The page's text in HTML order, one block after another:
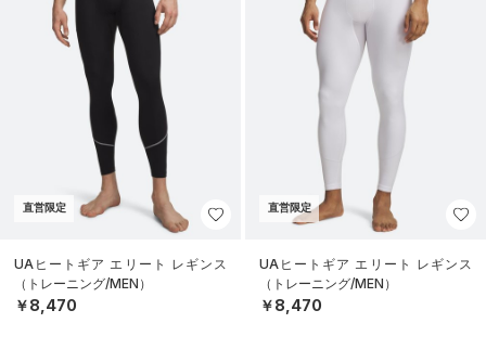
直営限定
UAヒートギア エリート レギンス
（トレーニング/MEN）
￥8,470
直営限定
UAヒートギア エリート レギンス
（トレーニング/MEN）
￥8,470